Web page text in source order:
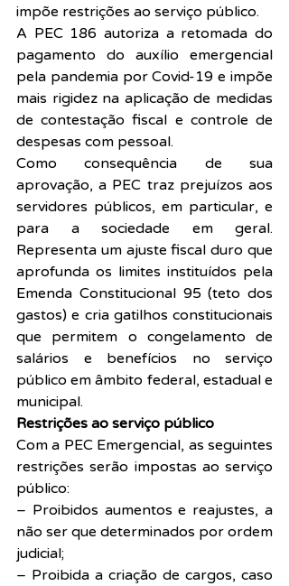
impõe restrições ao serviço público.
A PEC 186 autoriza a retomada do
pagamento do auxílio emergencial
pela pandemia por Covid-19 e impõe
mais rigidez na aplicação de medidas
de contestação fiscal e controle de
despesas com pessoal.
Como consequência de sua
aprovação, a PEC traz prejuízos aos
servidores públicos, em particular, e
para a sociedade em geral.
Representa um ajuste fiscal duro que
aprofunda os limites instituídos pela
Emenda Constitucional 95 (teto dos
gastos) e cria gatilhos constitucionais
que permitem o congelamento de
salários e benefícios no serviço
público em âmbito federal, estadual e
municipal.
Restrições ao serviço público
Com a PEC Emergencial, as seguintes
restrições serão impostas ao serviço
público:
– Proibidos aumentos e reajustes, a
não ser que determinados por ordem
judicial;
– Proibida a criação de cargos, caso